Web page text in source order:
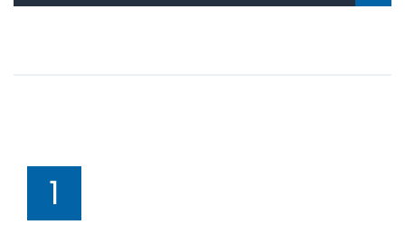
1